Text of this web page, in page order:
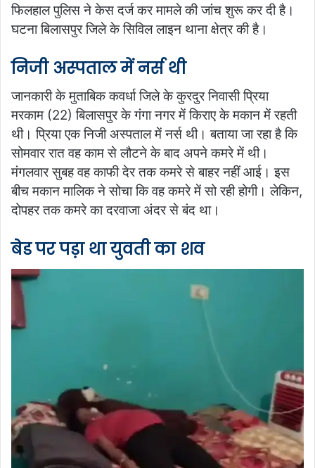
फिलहाल पुलिस ने केस दर्ज कर मामले की जांच शुरू कर दी है।
घटना बिलासपुर जिले के सिविल लाइन थाना क्षेत्र की है।
निजी अस्पताल में नर्स थी
जानकारी के मुताबिक कवर्धा जिले के कुरदुर निवासी प्रिया
मरकाम (22) बिलासपुर के गंगा नगर में किराए के मकान में रहती
थी। प्रिया एक निजी अस्पताल में नर्स थी। बताया जा रहा है कि
सोमवार रात वह काम से लौटने के बाद अपने कमरे में थी।
मंगलवार सुबह वह काफी देर तक कमरे से बाहर नहीं आई। इस
बीच मकान मालिक ने सोचा कि वह कमरे में सो रही होगी। लेकिन,
दोपहर तक कमरे का दरवाजा अंदर से बंद था।
बेड पर पड़ा था युवती का शव